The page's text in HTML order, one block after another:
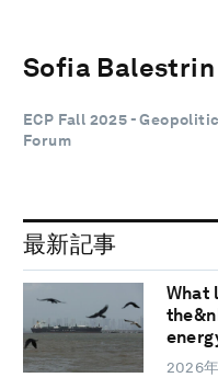
Sofia Balestrin
ECP Fall 2025 -
Forum
最新記事
What
2026